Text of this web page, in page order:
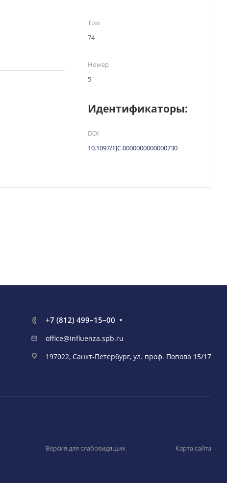
Том
74
Номер
5
Идентификаторы:
DOI
10.1097/FJC.0000000000000730
+7 (812) 499–15–00
office@influenza.spb.ru
197022, Санкт-Петербург, ул. проф. Попова 15/17
Версия для слабовидящих Карта сайта